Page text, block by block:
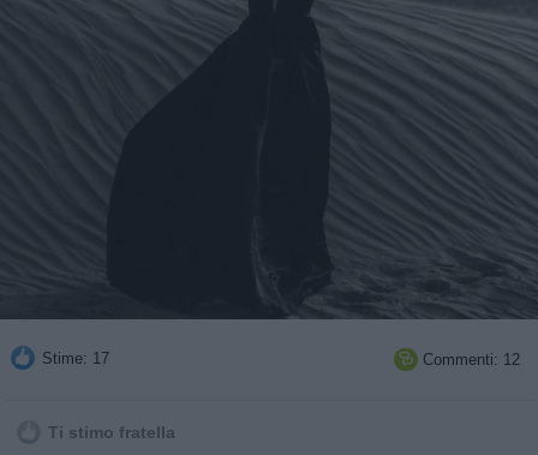
Stime: 17  Commenti: 12
Ti stimo fratella